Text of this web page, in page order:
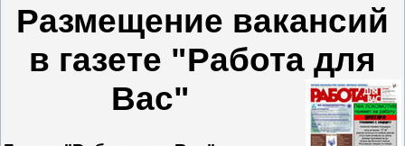
Размещение вакансий
в газете "Работа для
Вас"